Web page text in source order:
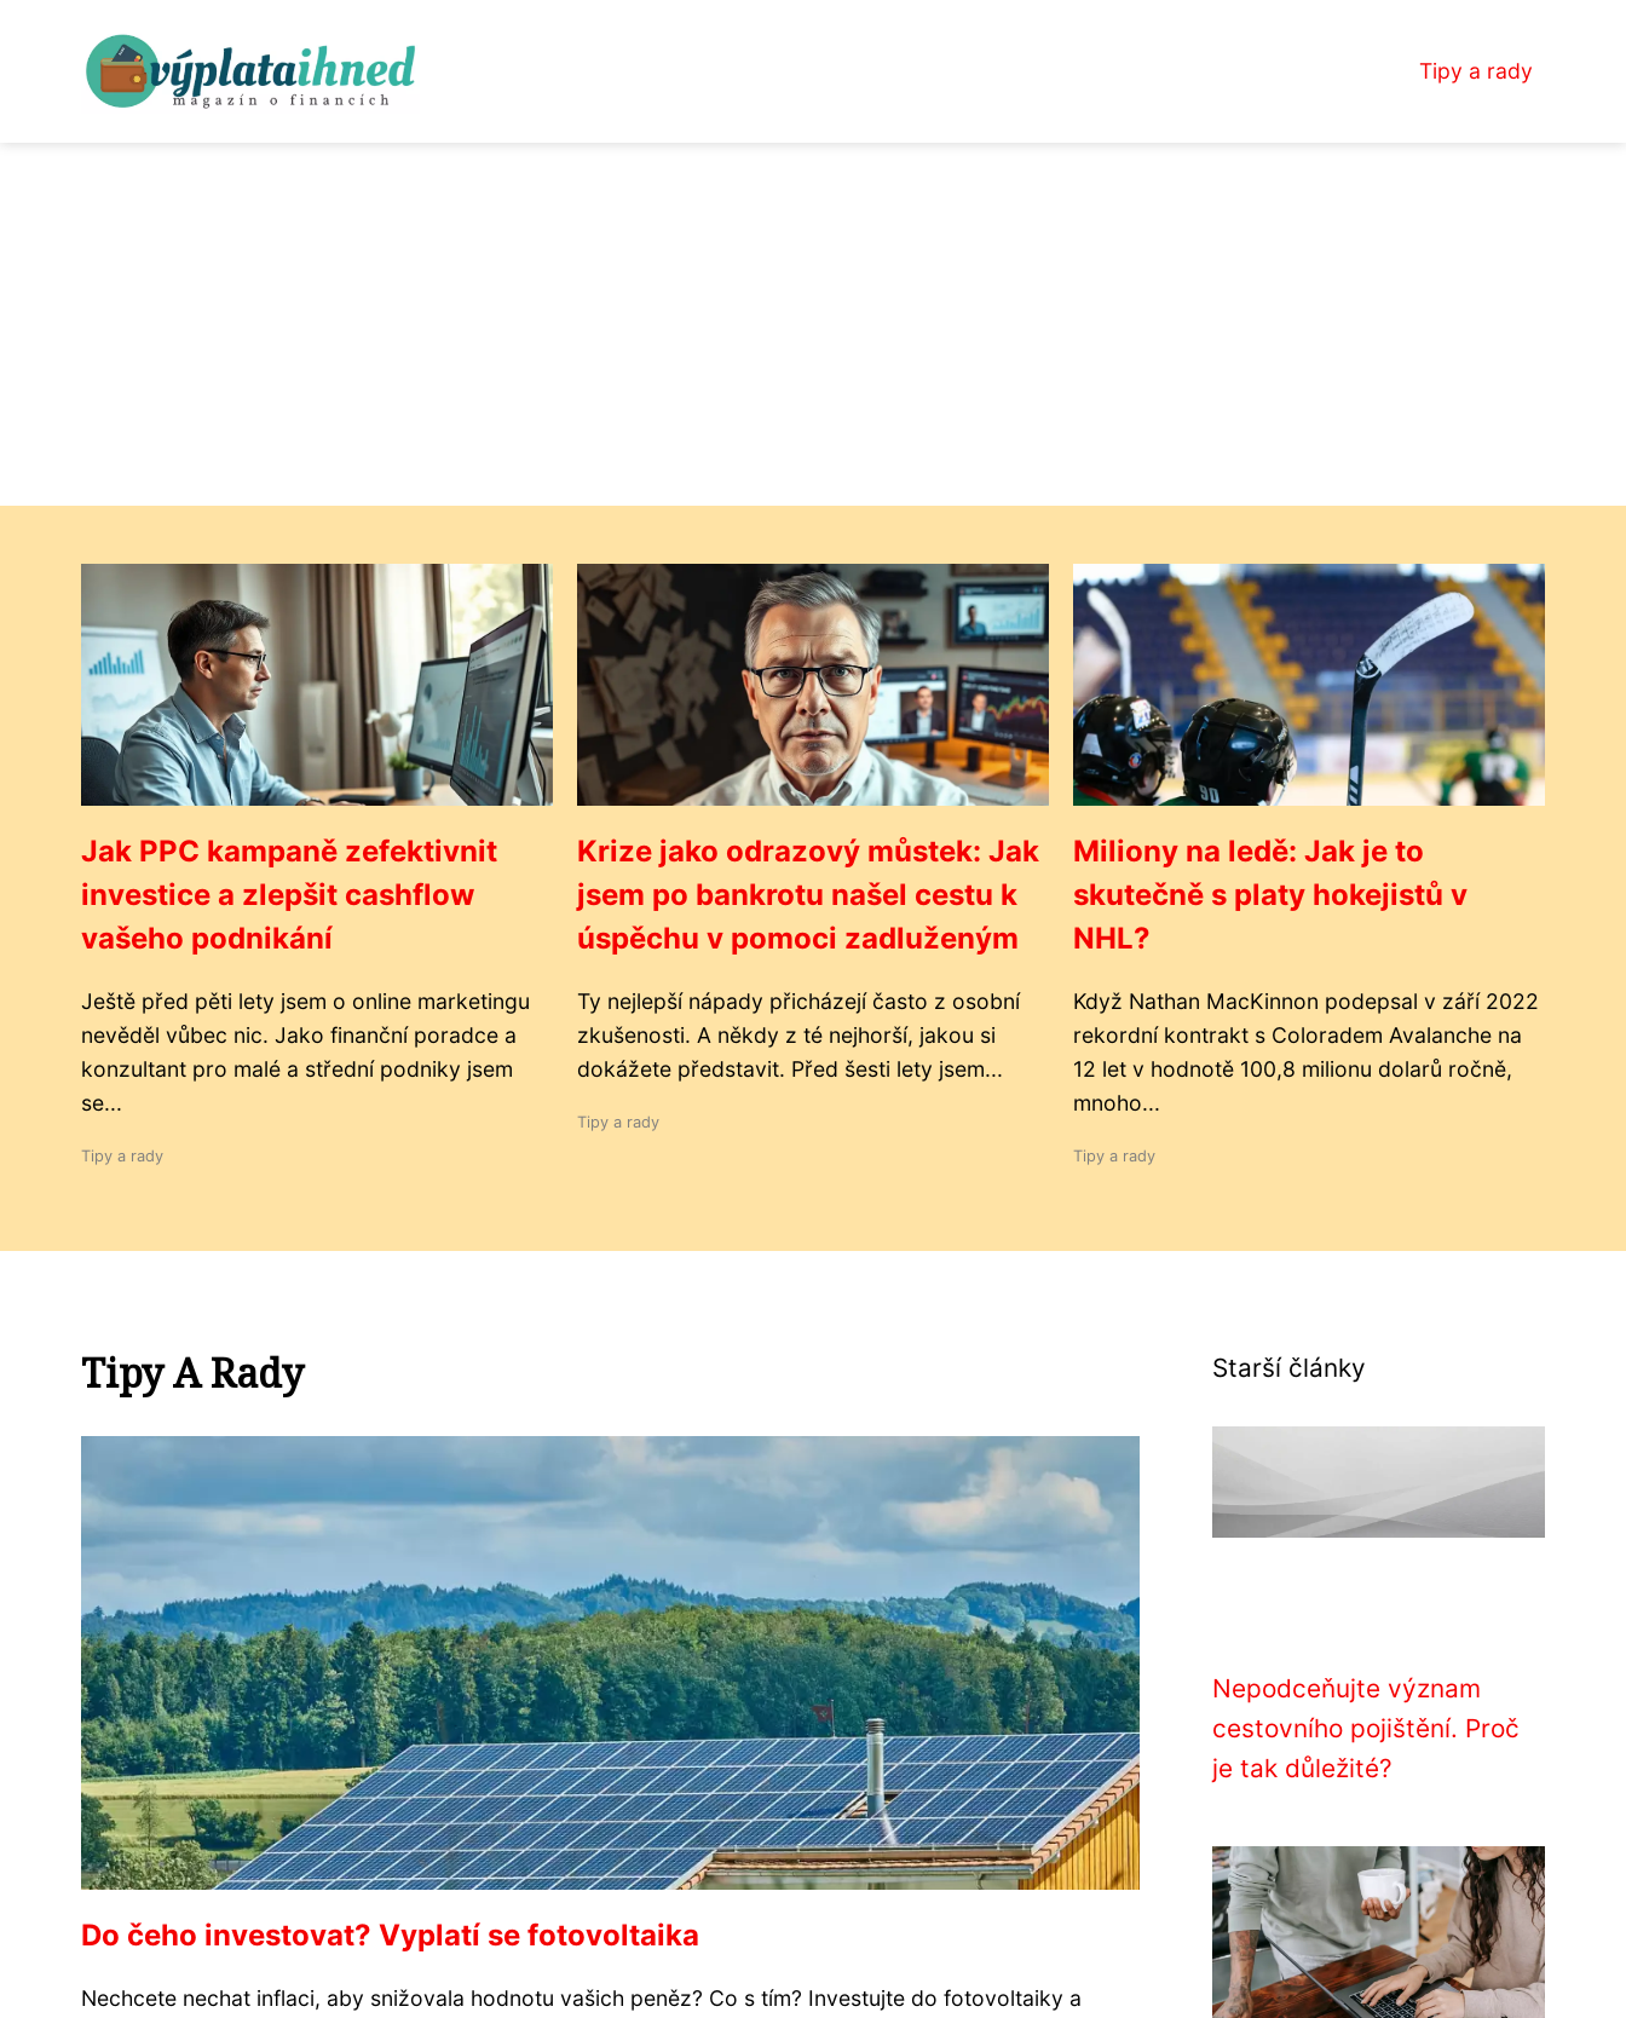
Tipy a rady
Jak PPC kampaně zefektivnit
investice a zlepšit cashflow
vašeho podnikání
Ještě před pěti lety jsem o online marketingu
nevěděl vůbec nic. Jako finanční poradce a
konzultant pro malé a střední podniky jsem
se...
Tipy a rady
Krize jako odrazový můstek: Jak
jsem po bankrotu našel cestu k
úspěchu v pomoci zadluženým
Ty nejlepší nápady přicházejí často z osobní
zkušenosti. A někdy z té nejhorší, jakou si
dokážete představit. Před šesti lety jsem...
Tipy a rady
Miliony na ledě: Jak je to
skutečně s platy hokejistů v
NHL?
Když Nathan MacKinnon podepsal v září 2022
rekordní kontrakt s Coloradem Avalanche na
12 let v hodnotě 100,8 milionu dolarů ročně,
mnoho...
Tipy a rady
Tipy A Rady
Do čeho investovat? Vyplatí se fotovoltaika
Nechcete nechat inflaci, aby snižovala hodnotu vašich peněz? Co s tím? Investujte do fotovoltaiky a
Starší články
Nepodceňujte význam
cestovního pojištění. Proč
je tak důležité?